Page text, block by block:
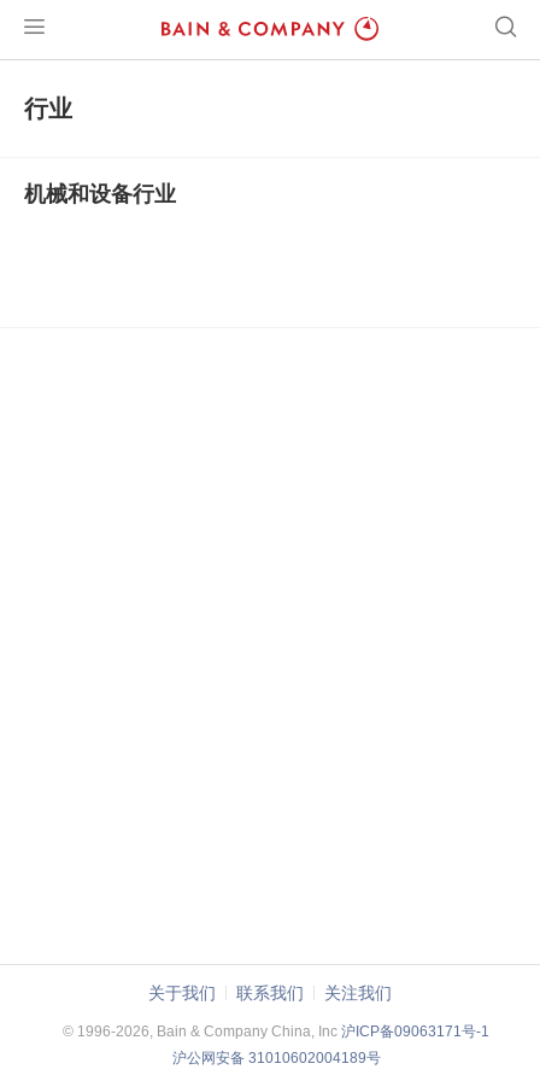
行业
机械和设备行业
关于我们 联系我们 关注我们
© 1996-2026, Bain & Company China, Inc沪ICP备09063171号-1
沪公网安备 31010602004189号